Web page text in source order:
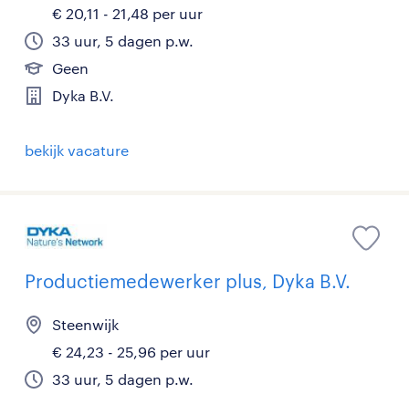
€ 20,11 - 21,48 per uur
33 uur, 5 dagen p.w.
Geen
Dyka B.V.
bekijk vacature
Productiemedewerker plus, Dyka B.V.
Steenwijk
€ 24,23 - 25,96 per uur
33 uur, 5 dagen p.w.